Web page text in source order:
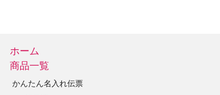
ホーム
商品一覧
かんたん名入れ伝票